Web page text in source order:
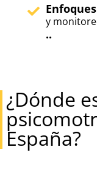
y
..
¿Dónde
España?